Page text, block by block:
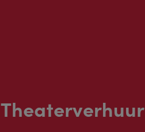
Theaterverhuur